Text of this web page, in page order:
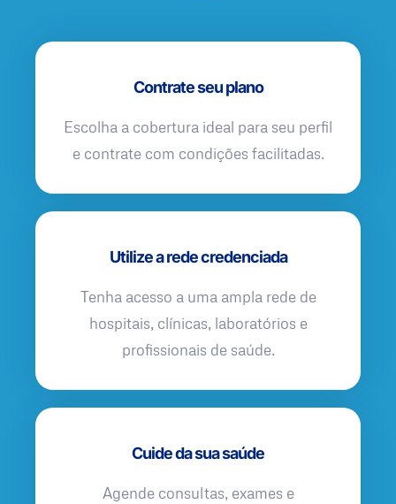
Contrate seu plano
Escolha a cobertura ideal para seu perfil
e contrate com condições facilitadas.
Utilize a rede credenciada
Tenha acesso a uma ampla rede de
hospitais, clínicas, laboratórios e
profissionais de saúde.
Cuide da sua saúde
Agende consultas, exames e